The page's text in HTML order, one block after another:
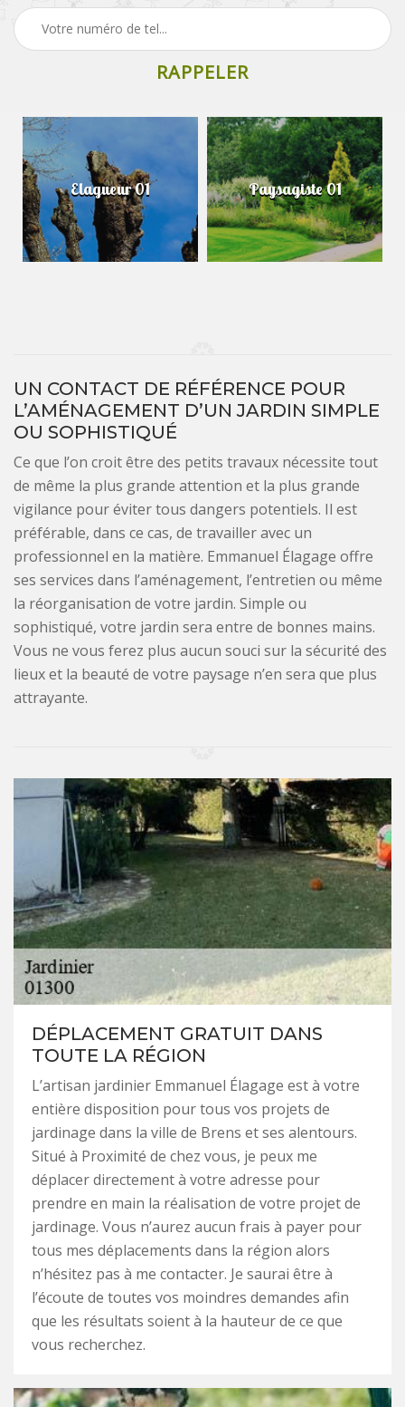
Elagueur 01 Paysagiste 01
UN CONTACT DE RÉFÉRENCE POUR
L’AMÉNAGEMENT D’UN JARDIN SIMPLE
OU SOPHISTIQUÉ
Ce que l’on croit être des petits travaux nécessite tout
de même la plus grande attention et la plus grande
vigilance pour éviter tous dangers potentiels. Il est
préférable, dans ce cas, de travailler avec un
professionnel en la matière. Emmanuel Élagage offre
ses services dans l’aménagement, l’entretien ou même
la réorganisation de votre jardin. Simple ou
sophistiqué, votre jardin sera entre de bonnes mains.
Vous ne vous ferez plus aucun souci sur la sécurité des
lieux et la beauté de votre paysage n’en sera que plus
attrayante.
DÉPLACEMENT GRATUIT DANS
TOUTE LA RÉGION
L’artisan jardinier Emmanuel Élagage est à votre
entière disposition pour tous vos projets de
jardinage dans la ville de Brens et ses alentours.
Situé à Proximité de chez vous, je peux me
déplacer directement à votre adresse pour
prendre en main la réalisation de votre projet de
jardinage. Vous n’aurez aucun frais à payer pour
tous mes déplacements dans la région alors
n’hésitez pas à me contacter. Je saurai être à
l’écoute de toutes vos moindres demandes afin
que les résultats soient à la hauteur de ce que
vous recherchez.